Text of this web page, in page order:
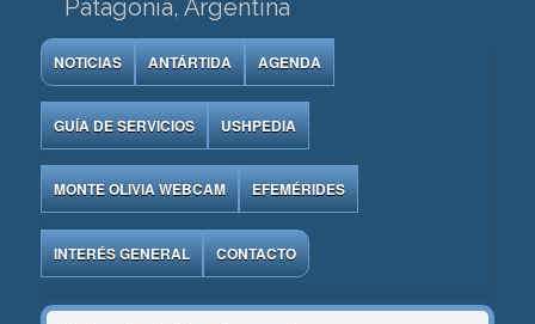
Patagonia, Argentina
NOTICIAS ANTÁRTIDA AGENDA
GUÍA DE SERVICIOS USHPEDIA
MONTE OLIVIA WEBCAM EFEMÉRIDES
INTERÉS GENERAL CONTACTO